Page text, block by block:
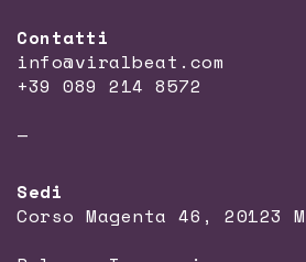
Contatti
info@viralbeat.com
+39 089 214 8572
—
Sedi
Corso Magenta 46, 20123